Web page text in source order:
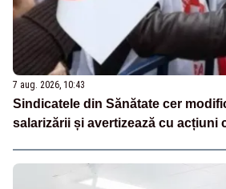
7 aug. 2026, 10:43
Sindicatele din Sănătate cer
salarizării și avertizează cu acțiuni